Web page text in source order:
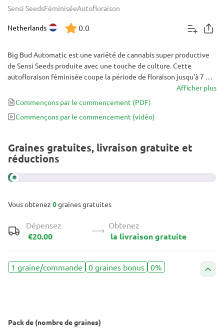
Sensi SeedsFéminiséeAutofloraison
Netherlands 0.0
Big Bud Automatic est une variété de cannabis super productive
de Sensi Seeds produite avec une touche de culture. Cette
autofloraison féminisée coupe la période de floraison jusqu'à 7 à 9
semaines et est connue pour fournir des quantités incroyables de
têtes solides et très puissantes. Avec un rapport THC-CBD bien
équilibré, cette variété est excellente pour le plaisir récréatif.
Afficher plus
Commençons par le commencement (PDF)
Commençons par le commencement (vidéo)
Graines gratuites, livraison gratuite et
réductions
Vous obtenez 0graines gratuites
Dépensez
€20.00
Obtenez
la livraison gratuite
1 graine/commande 0 graines bonus 0%
Pack de (nombre de graines)